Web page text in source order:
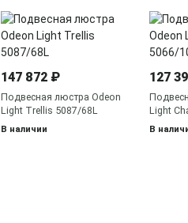
147 872 ₽
Подвесная люстра Odeon
Light Trellis 5087/68L
В наличии
127
Light
В